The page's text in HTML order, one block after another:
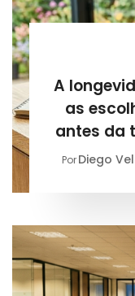
A
as
antes da
PorDiego